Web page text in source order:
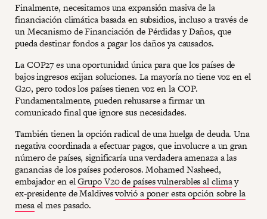
Finalmente, necesitamos una expansión masiva de la
financiación climática basada en subsidios, incluso a través de
un Mecanismo de Financiación de Pérdidas y Daños, que
pueda destinar fondos a pagar los daños ya causados.
La COP27 es una oportunidad única para que los países de
bajos ingresos exijan soluciones. La mayoría no tiene voz en el
G20, pero todos los países tienen voz en la COP.
Fundamentalmente, pueden rehusarse a firmar un
comunicado final que ignore sus necesidades.
También tienen la opción radical de una huelga de deuda. Una
negativa coordinada a efectuar pagos, que involucre a un gran
número de países, significaría una verdadera amenaza a las
ganancias de los países poderosos. Mohamed Nasheed,
embajador en elGrupo V20 de países vulnerables al climay
ex-presidente de Maldivesvolvió a poner esta opción sobre la
mesael mes pasado.